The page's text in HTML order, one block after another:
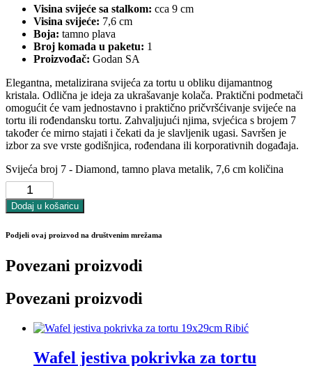
Visina svijeće sa stalkom: cca 9 cm
Visina svijeće: 7,6 cm
Boja: tamno plava
Broj komada u paketu: 1
Proizvođač: Godan SA
Elegantna, metalizirana svijeća za tortu u obliku dijamantnog
kristala. Odlična je ideja za ukrašavanje kolača. Praktični podmetači
omogućit će vam jednostavno i praktično pričvršćivanje svijeće na
tortu ili rođendansku tortu. Zahvaljujući njima, svjećica s brojem 7
također će mirno stajati i čekati da je slavljenik ugasi. Savršen je
izbor za sve vrste godišnjica, rođendana ili korporativnih događaja.
Svijeća broj 7 - Diamond, tamno plava metalik, 7,6 cm količina
Dodaj u košaricu
Podjeli ovaj proizvod na društvenim mrežama
Povezani proizvodi
Povezani proizvodi
Wafel jestiva pokrivka za tortu